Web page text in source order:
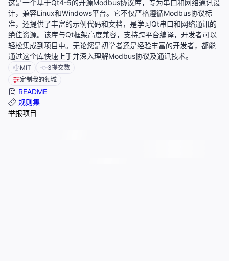
这是一个基于Qt4-5的开源Modbus协议库，专为串口和网络通讯设
计，兼容Linux和Windows平台。它不仅严格遵循Modbus协议标
准，还提供了丰富的示例代码和文档，是学习Qt串口和网络通讯的
绝佳资源。该库与Qt框架高度兼容，支持跨平台编译，开发者可以
轻松集成到项目中。无论您是初学者还是经验丰富的开发者，都能
通过这个库快速上手并深入理解Modbus协议及通讯技术。
MIT 3提交数
定制我的领域
README
规则集
举报项目